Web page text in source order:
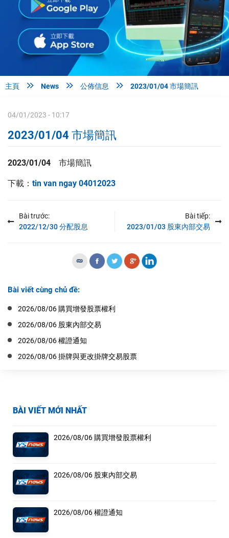
主頁  News  公佈信息  2023/01/04 市場簡訊
BÀI VIẾT MỚI NHẤT
2026/08/06 購買增發股票權利
2026/08/06 股東內部交易
2026/08/06 權證通知
04/01/2023 - 10:17
2023/01/04 市場簡訊
2023/01/04 市場簡訊
下載： tin van ngay 04012023
Bài trước:
2022/12/30 分配股息
Bài tiếp:
2023/01/03 股東內部交易
Bài viết cùng chủ đề:
2026/08/06 購買增發股票權利
2026/08/06 股東內部交易
2026/08/06 權證通知
2026/08/06 掛牌與更改掛牌交易股票